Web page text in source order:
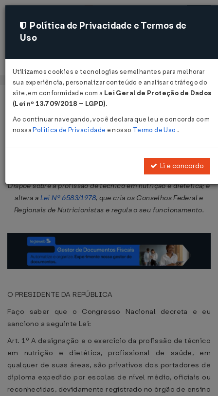
Acessar
Página Inicial Legislações
Lei Nº 14924 DE 12/07/2024
Publicado no DOU em 15 jul 2024
Dispõe sobre a profissão de técnico em nutrição e dietética; e
altera a Lei Nº 6583/1978, que cria os Conselhos Federal e
Regionais de Nutricionistas e regula o seu funcionamento.
O PRESIDENTE DA REPÚBLICA
Faço saber que o Congresso Nacional decreta e eu
sanciono a seguinte Lei:
Art. 1º A designação e o exercício da profissão de técnico
em nutrição e dietética, profissional de saúde, em
qualquer de suas áreas, são privativos dos portadores de
diploma expedido por escolas de nível médio, oficiais ou
reconhecidas, devidamente registrado no órgão de ensino
Política de Privacidade e Termos de
Uso
Utilizamos cookies e tecnologias semelhantes para melhorar
sua experiência, personalizar conteúdo e analisar o tráfego do
site, em conformidade com a Lei Geral de Proteção de Dados
(Lei nº 13.709/2018 – LGPD).
Ao continuar navegando, você declara que leu e concorda com
nossaPolítica de Privacidade e nosso Termo de Uso .
Li e concordo